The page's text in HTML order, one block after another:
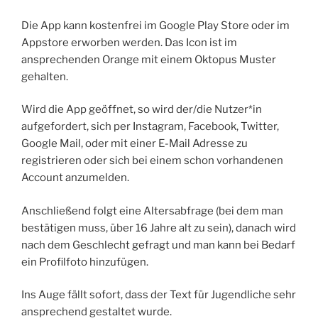
Die App kann kostenfrei im Google Play Store oder im
Appstore erworben werden. Das Icon ist im
ansprechenden Orange mit einem Oktopus Muster
gehalten.
Wird die App geöffnet, so wird der/die Nutzer*in
aufgefordert, sich per Instagram, Facebook, Twitter,
Google Mail, oder mit einer E-Mail Adresse zu
registrieren oder sich bei einem schon vorhandenen
Account anzumelden.
Anschließend folgt eine Altersabfrage (bei dem man
bestätigen muss, über 16 Jahre alt zu sein), danach wird
nach dem Geschlecht gefragt und man kann bei Bedarf
ein Profilfoto hinzufügen.
Ins Auge fällt sofort, dass der Text für Jugendliche sehr
ansprechend gestaltet wurde.